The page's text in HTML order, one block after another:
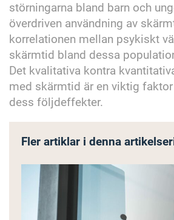
störningarna bland barn och
överdriven användning av
korrelationen mellan psykiskt
skärmtid bland dessa
Det kvalitativa kontra
med skärmtid är en viktig
dess följdeffekter.
Fler artiklar i denna